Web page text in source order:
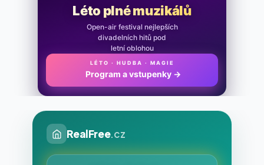
Léto plné muzikálů
Open-air festival nejlepších
divadelních hitů pod
letní oblohou
LÉTO · HUDBA · MAGIE
Program a vstupenky →
RealFree.cz